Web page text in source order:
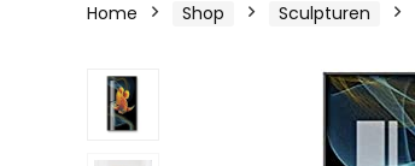
Home Shop Sculpturen